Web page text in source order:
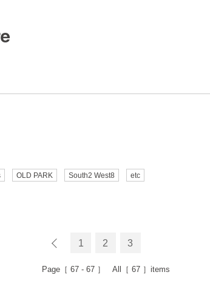
OLD PARK South2 West8 etc
1 2 3
Page［ 67 - 67］ All［ 67］items